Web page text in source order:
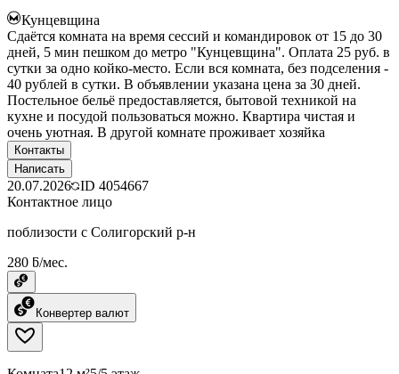
Кунцевщина
Сдаётся комната на время сессий и командировок от 15 до 30
дней, 5 мин пешком до метро "Кунцевщина". Оплата 25 руб. в
сутки за одно койко-место. Если вся комната, без подселения -
40 рублей в сутки. В объявлении указана цена за 30 дней.
Постельное бельё предоставляется, бытовой техникой на
кухне и посудой пользоваться можно. Квартира чистая и
очень уютная. В другой комнате проживает хозяйка
Контакты
Написать
20.07.2026 ID 4054667
Контактное лицо
поблизости с Солигорский р-н
280 ƃ/мес.
Конвертер валют